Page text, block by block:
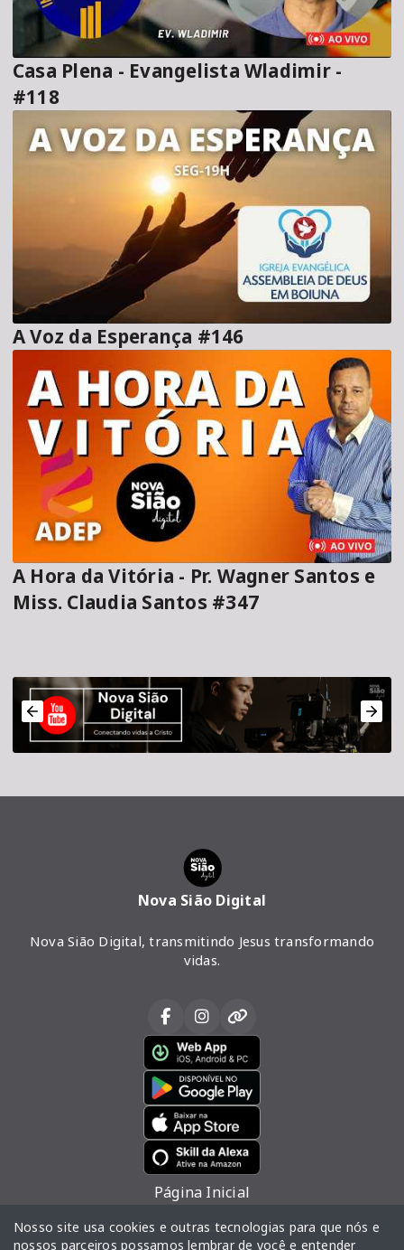
Casa Plena - Evangelista Wladimir -
#118
A Voz da Esperança #146
A Hora da Vitória - Pr. Wagner Santos e
Miss. Claudia Santos #347
Nova Sião Digital
Nova Sião Digital, transmitindo Jesus transformando
vidas.
Página Inicial
Vídeos
Nosso site usa cookies e outras tecnologias para que nós e
nossos parceiros possamos lembrar de você e entender